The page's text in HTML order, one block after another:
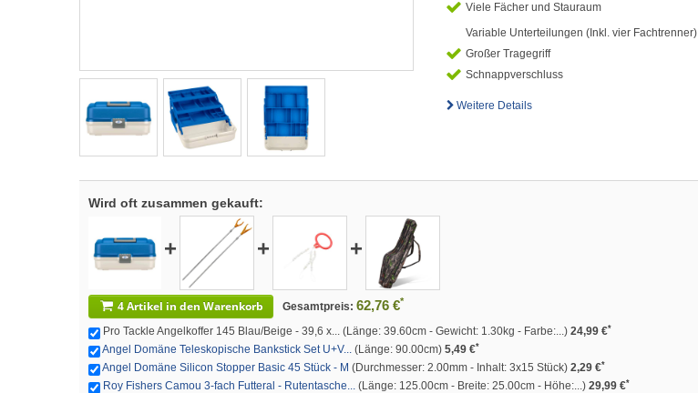
Viele Fächer und Stauraum
Variable Unterteilungen (Inkl. vier Fachtrenner)
Großer Tragegriff
Schnappverschluss
Weitere Details
Wird oft zusammen gekauft:
+ + +
4 Artikel in den Warenkorb Gesamtpreis: 62,76 €*
Pro Tackle Angelkoffer 145 Blau/Beige - 39,6 x... (Länge: 39.60cm - Gewicht: 1.30kg - Farbe:...) 24,99 €*
Angel Domäne Teleskopische Bankstick Set U+V... (Länge: 90.00cm) 5,49 €*
Angel Domäne Silicon Stopper Basic 45 Stück - M (Durchmesser: 2.00mm - Inhalt: 3x15 Stück) 2,29 €*
Roy Fishers Camou 3-fach Futteral - Rutentasche... (Länge: 125.00cm - Breite: 25.00cm - Höhe:...) 29,99 €*